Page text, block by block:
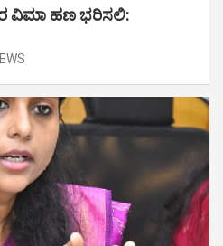
ವಿಮಾ ಹಣ ಭರಿಸಲಿ: